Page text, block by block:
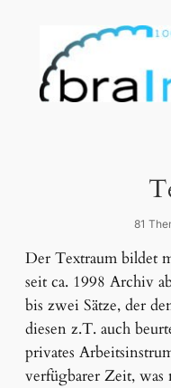
81
Der Textraum bildet
seit ca. 1998 Archiv
bis zwei Sätze, der
diesen z.T. auch
privates
verfügbarer Zeit, was